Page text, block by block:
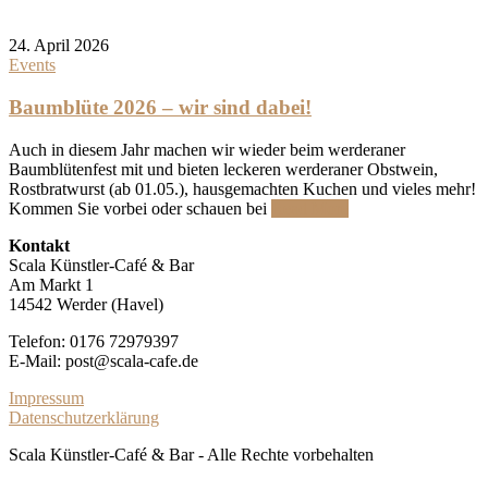
24. April 2026
Events
Baumblüte 2026 – wir sind dabei!
Auch in diesem Jahr machen wir wieder beim werderaner
Baumblütenfest mit und bieten leckeren werderaner Obstwein,
Rostbratwurst (ab 01.05.), hausgemachten Kuchen und vieles mehr!
Kommen Sie vorbei oder schauen bei
Kontakt
Scala Künstler-Café & Bar
Am Markt 1
14542 Werder (Havel)
Telefon: 0176 72979397
E-Mail: post@scala-cafe.de
Impressum
Datenschutzerklärung
Scala Künstler-Café & Bar - Alle Rechte vorbehalten